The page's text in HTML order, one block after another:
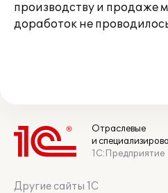
производству и продаже
доработок не
Отраслевые
и
1С:Предприятие
Другие сайты 1С